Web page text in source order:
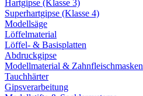
Hartgipse (Klasse 3)
Superhartgipse (Klasse 4)
Modellsäge
Löffelmaterial
Löffel- & Basisplatten
Abdruckgipse
Modellmaterial & Zahnfleischmasken
Tauchhärter
Gipsverarbeitung